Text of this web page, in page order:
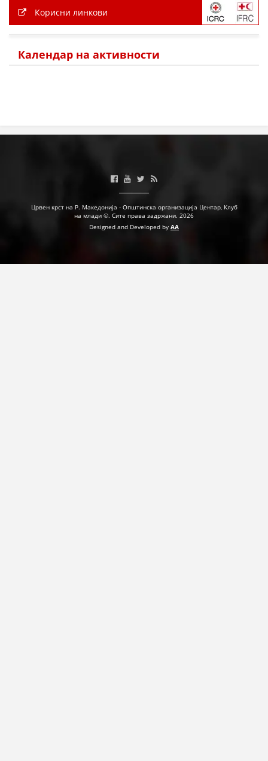
ЕДУКАТИВНО ИНФОРМАТИВНИ МАТЕРИЈАЛИ
Корисни линкови
Календар на активности
Црвен крст на Р. Македонија - Општинска организација Центар, Клуб
на млади ©. Сите права задржани. 2026
Designed and Developed by AA